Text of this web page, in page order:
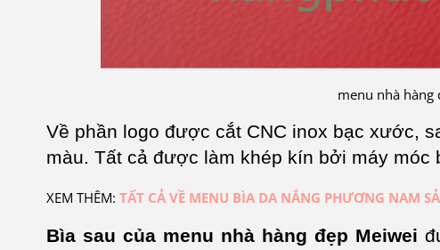
menu nhà hàng
Về phần logo được cắt CNC inox bạc xước,
màu. Tất cả được làm khép kín bởi máy móc
XEM THÊM: TẤT CẢ VỀ MENU BÌA DA NẮNG PHƯƠNG NAM
Bìa sau của menu nhà hàng đẹp Meiwei